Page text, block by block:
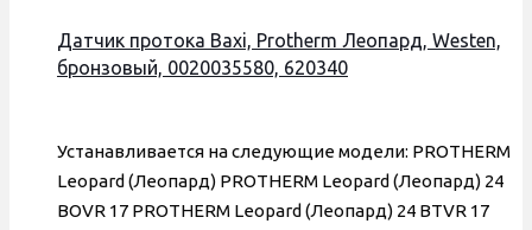
Датчик протока Baxi, Protherm Леопард, Westen,
бронзовый, 0020035580, 620340
Устанавливается на следующие модели: PROTHERM
Leopard (Леопард) PROTHERM Leopard (Леопард) 24
BOVR 17 PROTHERM Leopard (Леопард) 24 BTVR 17